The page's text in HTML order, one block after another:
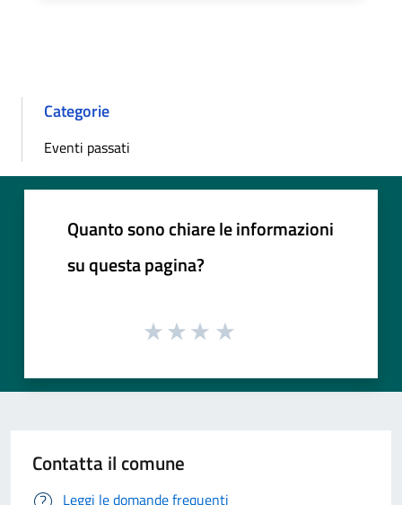
Categorie
Eventi passati
Quanto sono chiare le informazioni
su questa pagina?
Contatta il comune
Leggi le domande frequenti